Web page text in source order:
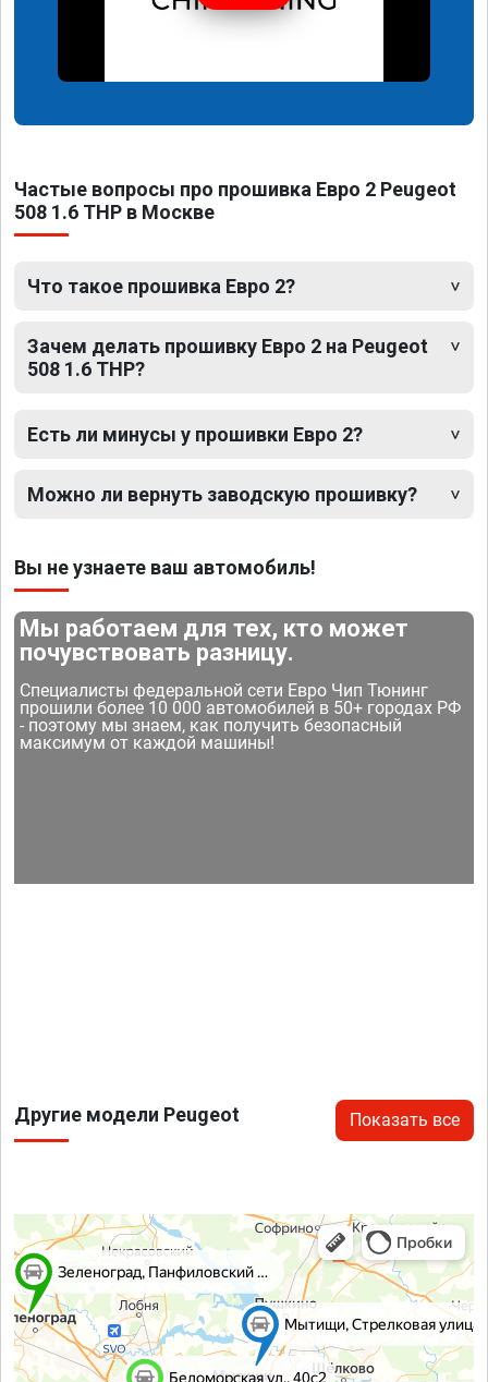
Частые вопросы про прошивка Евро 2 Peugeot
508 1.6 THP в Москве
Что такое прошивка Евро 2?
Зачем делать прошивку Евро 2 на Peugeot
508 1.6 THP?
Есть ли минусы у прошивки Евро 2?
Можно ли вернуть заводскую прошивку?
Вы не узнаете ваш автомобиль!
Мы работаем для тех, кто может
почувствовать разницу.
Специалисты федеральной сети Евро Чип Тюнинг
прошили более 10 000 автомобилей в 50+ городах РФ
- поэтому мы знаем, как получить безопасный
максимум от каждой машины!
Другие модели Peugeot Показать все